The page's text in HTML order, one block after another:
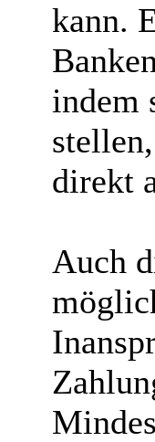
kann.
indem
direkt
Auch